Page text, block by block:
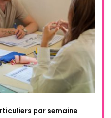
par semaine